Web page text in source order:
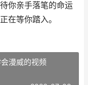
你亲手落笔的命运
在等你踏入。
漫威的视频